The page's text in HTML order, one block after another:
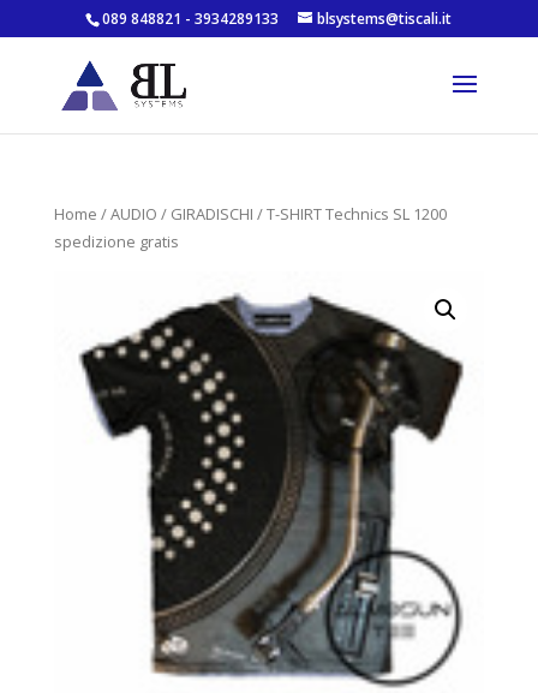
089 848821 - 3934289133 blsystems@tiscali.it
Home /AUDIO / GIRADISCHI / T-SHIRT Technics SL 1200
spedizione gratis